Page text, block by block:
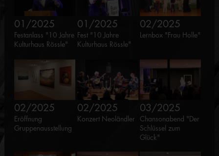
01/2025
Festanlass "10 Jahre
Kulturhaus Rössle"
01/2025
Fest "10 Jahre
Kulturhaus Rössle"
02/2025
Lernbox "Frau Holle"
02/2025
Eröffnung
Gruppenausstellung
02/2025
Konzert Neoländler
03/2025
Chansonabend "Der
Schlüssel zum
Glück"